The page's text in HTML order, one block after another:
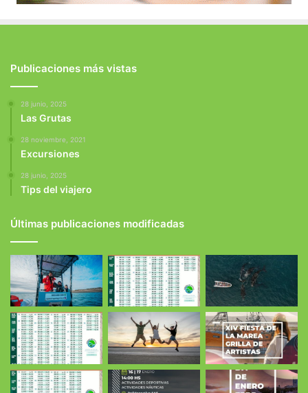
Publicaciones más vistas
28 junio, 2025
Las Grutas
28 noviembre, 2021
Excursiones
28 junio, 2025
Tips del viajero
Últimas publicaciones modificadas